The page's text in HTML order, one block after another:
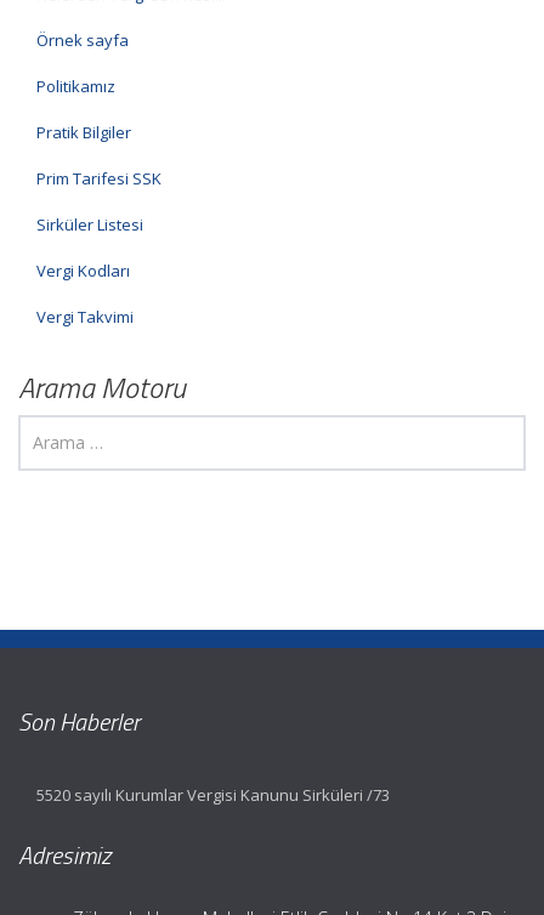
Örnek sayfa
Politikamız
Pratik Bilgiler
Prim Tarifesi SSK
Sirküler Listesi
Vergi Kodları
Vergi Takvimi
Arama Motoru
Son Haberler
5520 sayılı Kurumlar Vergisi Kanunu Sirküleri /73
Adresimiz